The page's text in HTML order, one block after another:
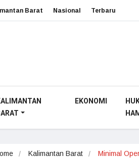
Barat Nasional Terbaru
EKONOMI
Kalimantan Barat Minimal